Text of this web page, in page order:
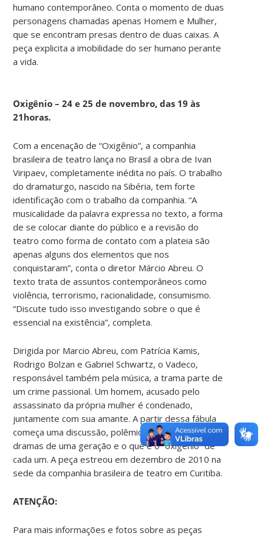
humano contemporâneo. Conta o momento de duas
personagens chamadas apenas Homem e Mulher,
que se encontram presas dentro de duas caixas. A
peça explicita a imobilidade do ser humano perante
a vida.
Oxigênio – 24 e 25 de novembro, das 19 às
21horas.
Com a encenação de “Oxigênio”, a companhia
brasileira de teatro lança no Brasil a obra de Ivan
Viripaev, completamente inédita no país. O trabalho
do dramaturgo, nascido na Sibéria, tem forte
identificação com o trabalho da companhia. “A
musicalidade da palavra expressa no texto, a forma
de se colocar diante do público e a revisão do
teatro como forma de contato com a plateia são
apenas alguns dos elementos que nos
conquistaram”, conta o diretor Márcio Abreu. O
texto trata de assuntos contemporâneos como
violência, terrorismo, racionalidade, consumismo.
“Discute tudo isso investigando sobre o que é
essencial na existência”, completa.
Dirigida por Marcio Abreu, com Patrícia Kamis,
Rodrigo Bolzan e Gabriel Schwartz, o Vadeco,
responsável também pela música, a trama parte de
um crime passional. Um homem, acusado pelo
assassinato da própria mulher é condenado,
juntamente com sua amante. A partir dessa fábula
começa uma discussão, polêmica e poética, sobre
dramas de uma geração e o que é o “oxigênio” de
cada um. A peça estreou em dezembro de 2010 na
sede da companhia brasileira de teatro em Curitiba.
ATENÇÃO:
Para mais informações e fotos sobre as peças